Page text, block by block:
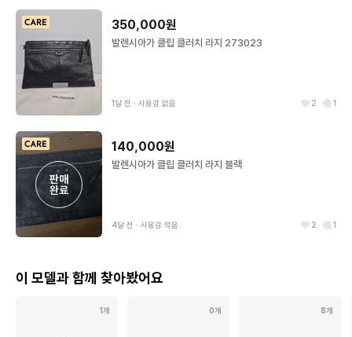
350,000원
발렌시아가 클립 클러치 라지 273023
1달 전 ∙ 사용감 없음 2 1
판매
완료
140,000원
발렌시아가 클립 클러치 라지 블랙
4달 전 ∙ 사용감 적음 2 1
이 모델과 함께 찾아봤어요
1개 0개 8개